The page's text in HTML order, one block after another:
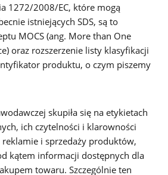
1272/2008/EC, które mogą
istniejących SDS, są to
MOCS (ang. More than One
oraz rozszerzenie listy klasyfikacji
produktu, o czym piszemy
skupiła się na etykietach
ich czytelności i klarowności
i sprzedaży produktów,
kątem informacji dostępnych dla
towaru. Szczególnie ten